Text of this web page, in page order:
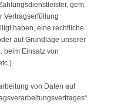
gem.
Vertragserfüllung
haben, eine rechtliche
auf Grundlage unserer
beim Einsatz von
von Daten auf